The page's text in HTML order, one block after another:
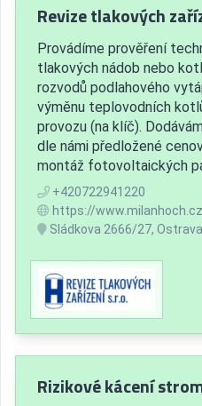
Revize tlakových
Provádíme prověření
tlakových nádob nebo
rozvodů podlahového
výměnu teplovodních
provozu (na klíč).
dle námi předložené
montáž fotovoltaických
+420722941220
https://
Sládkova 2666/27,
Rizikové kácení